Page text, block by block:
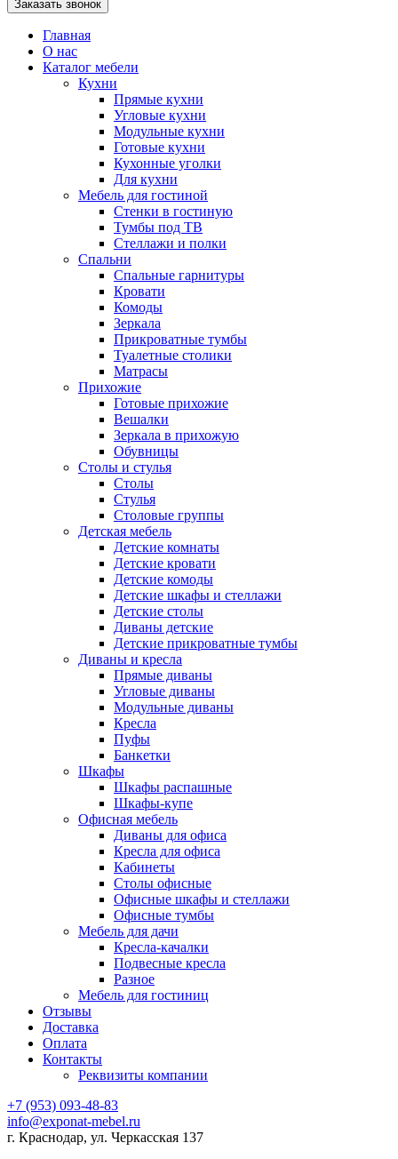
Главная
О нас
Каталог мебели
Кухни
Прямые кухни
Угловые кухни
Модульные кухни
Готовые кухни
Кухонные уголки
Для кухни
Мебель для гостиной
Стенки в гостиную
Тумбы под ТВ
Стеллажи и полки
Спальни
Спальные гарнитуры
Кровати
Комоды
Зеркала
Прикроватные тумбы
Туалетные столики
Матрасы
Прихожие
Готовые прихожие
Вешалки
Зеркала в прихожую
Обувницы
Столы и стулья
Столы
Стулья
Столовые группы
Детская мебель
Детские комнаты
Детские кровати
Детские комоды
Детские шкафы и стеллажи
Детские столы
Диваны детские
Детские прикроватные тумбы
Диваны и кресла
Прямые диваны
Угловые диваны
Модульные диваны
Кресла
Пуфы
Банкетки
Шкафы
Шкафы распашные
Шкафы-купе
Офисная мебель
Диваны для офиса
Кресла для офиса
Кабинеты
Столы офисные
Офисные шкафы и стеллажи
Офисные тумбы
Мебель для дачи
Кресла-качалки
Подвесные кресла
Разное
Мебель для гостиниц
Отзывы
Доставка
Оплата
Контакты
Реквизиты компании
+7 (953) 093-48-83
info@exponat-mebel.ru
г. Краснодар, ул. Черкасская 137